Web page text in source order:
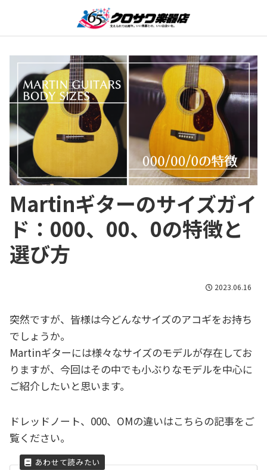
Martinギターのサイズガイ
ド：000、00、0の特徴と
選び方
2023.06.16
突然ですが、皆様は今どんなサイズのアコギをお持ち
でしょうか。
Martinギターには様々なサイズのモデルが存在してお
りますが、今回はその中でも小ぶりなモデルを中心に
ご紹介したいと思います。
ドレッドノート、000、OMの違いはこちらの記事をご
覧ください。